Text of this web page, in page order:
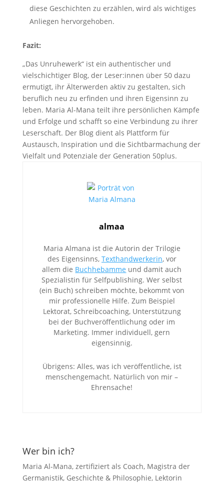
diese Geschichten zu erzählen, wird als wichtiges
Anliegen hervorgehoben.
Fazit:
„Das Unruhewerk“ ist ein authentischer und
vielschichtiger Blog, der Leser:innen über 50 dazu
ermutigt, ihr Älterwerden aktiv zu gestalten, sich
beruflich neu zu erfinden und ihren Eigensinn zu
leben. Maria Al-Mana teilt ihre persönlichen Kämpfe
und Erfolge und schafft so eine Verbindung zu ihrer
Leserschaft. Der Blog dient als Plattform für
Austausch, Inspiration und die Sichtbarmachung der
Vielfalt und Potenziale der Generation 50plus.
almaa
Maria Almana ist die Autorin der Trilogie
des Eigensinns, Texthandwerkerin, vor
allem die Buchhebamme und damit auch
Spezialistin für Selfpublishing. Wer selbst
(ein Buch) schreiben möchte, bekommt von
mir professionelle Hilfe. Zum Beispiel
Lektorat, Schreibcoaching, Unterstützung
bei der Buchveröffentlichung oder im
Marketing. Immer individuell, gern
eigensinnig.
Übrigens: Alles, was ich veröffentliche, ist
menschengemacht. Natürlich von mir –
Ehrensache!
Wer bin ich?
Maria Al-Mana, zertifiziert als Coach, Magistra der
Germanistik, Geschichte & Philosophie, Lektorin